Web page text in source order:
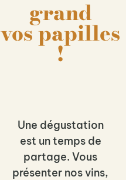
grand
vos papilles
!
Une dégustation
est un temps de
partage. Vous
présenter nos vins,